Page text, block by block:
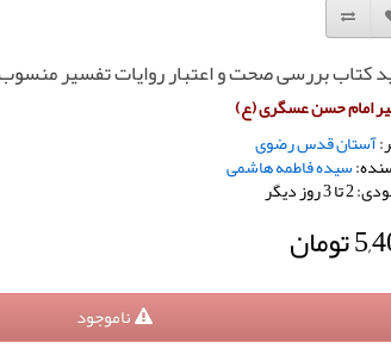
افزودن به لیست دلخواه
مقایسه این محصول
کتاب بررسی صحت و اعتبار روایات تفسیر
امام حسن عسگری (ع)
آستان قدس رضوی
سیده فاطمه هاشمی
3 روز دیگر
ناموجود